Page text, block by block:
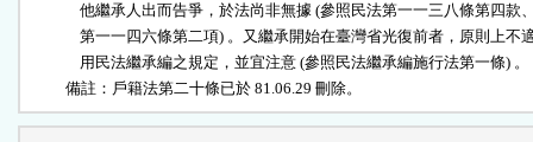
他繼承人出而告爭，於法尚非無據 (參照民法第一一三八條第四款
第一一四六條第二項) 。又繼承開始在臺灣省光復前者，原則上不
              用民法繼承編之規定，並宜注意 (參照民法繼承編施行法第一條) 。
          備註：戶籍法第二十條已於 81.06.29 刪除。